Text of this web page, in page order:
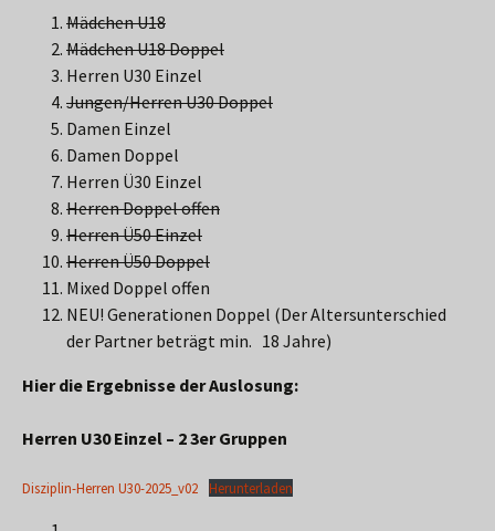
Mädchen U18
Mädchen U18 Doppel
Herren U30 Einzel
Jungen/Herren U30 Doppel
Damen Einzel
Damen Doppel
Herren Ü30 Einzel
Herren Doppel offen
Herren Ü50 Einzel
Herren Ü50 Doppel
Mixed Doppel offen
NEU! Generationen Doppel (Der Altersunterschied
der Partner beträgt min. 18 Jahre)
Hier die Ergebnisse der Auslosung:
Herren U30 Einzel – 2 3er Gruppen
Disziplin-Herren U30-2025_v02 Herunterladen